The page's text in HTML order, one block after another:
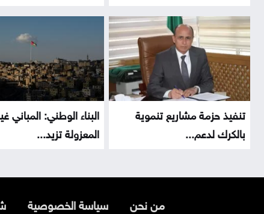
تنفيذ حزمة مشاريع تنموية
بالكرك لدعم...
البناء الوطني: المباني
المعزولة تزيد...
من نحن سياسة الخصوصية